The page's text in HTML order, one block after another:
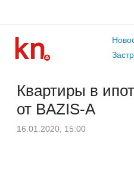
Квартиры в
от BAZIS-A
16.01.2020, 15:00